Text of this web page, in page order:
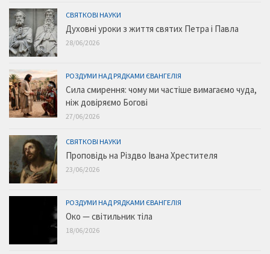
СВЯТКОВІ НАУКИ
Духовні уроки з життя святих Петра і Павла
28/06/2026
РОЗДУМИ НАД РЯДКАМИ ЄВАНГЕЛІЯ
Сила смирення: чому ми частіше вимагаємо чуда,
ніж довіряємо Богові
27/06/2026
СВЯТКОВІ НАУКИ
Проповідь на Різдво Івана Хрестителя
23/06/2026
РОЗДУМИ НАД РЯДКАМИ ЄВАНГЕЛІЯ
Око — світильник тіла
18/06/2026